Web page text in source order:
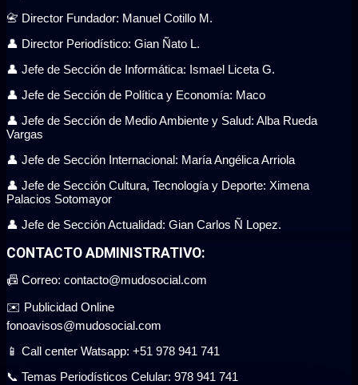
📇 Director Fundador: Manuel Cotillo M.
👤 Director Periodístico: Gian Ñato L.
👤 Jefe de Sección de Informática: Ismael Liceta G.
👤 Jefe de Sección de Política y Economía: Maco
👤 Jefe de Sección de Medio Ambiente y Salud: Alba Rueda
Vargas
👤 Jefe de Sección Internacional: María Angélica Arriola
👤 Jefe de Sección Cultura, Tecnología y Deporte: Ximena
Palacios Sotomayor
👤 Jefe de Sección Actualidad: Gian Carlos Ñ Lopez.
CONTACTO ADMINISTRATIVO:
📠 Correo: contacto@mudosocial.com
✉️ Publicidad Online
fonoavisos@mudosocial.com
📱 Call center Watsapp: +51 978 941 741
📞 Temas Periodísticos Celular: 978 941 741